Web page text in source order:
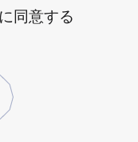
する情報で
声紋にかか
などの当該
報（個人識
同意する